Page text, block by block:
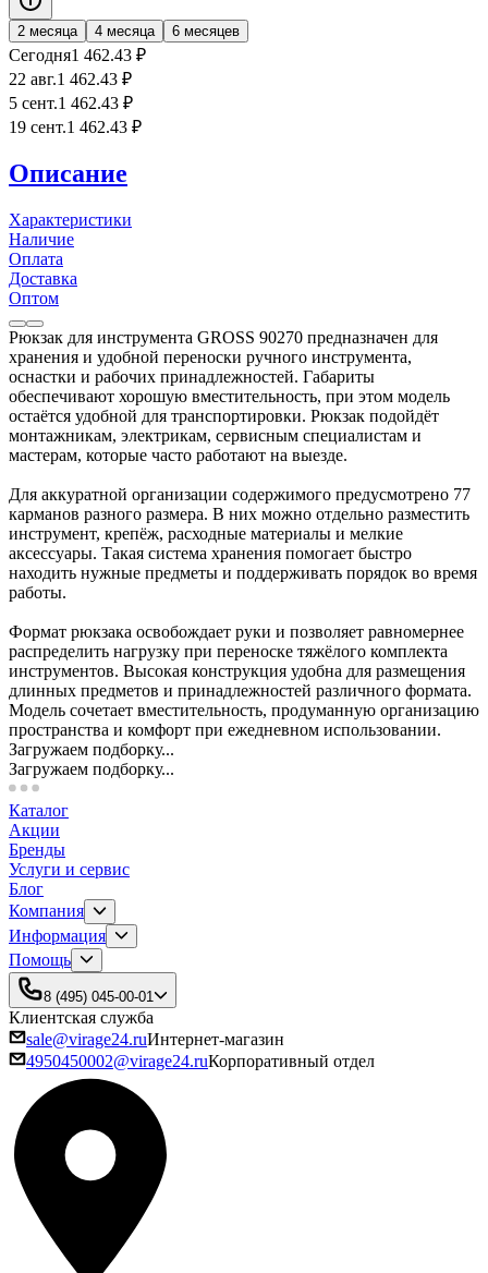
2 месяца 4 месяца 6 месяцев
Сегодня1 462.43 ₽
22 авг.1 462.43 ₽
5 сент.1 462.43 ₽
19 сент.1 462.43 ₽
Описание
Характеристики
Наличие
Оплата
Доставка
Оптом
Рюкзак для инструмента GROSS 90270 предназначен для
хранения и удобной переноски ручного инструмента,
оснастки и рабочих принадлежностей. Габариты
обеспечивают хорошую вместительность, при этом модель
остаётся удобной для транспортировки. Рюкзак подойдёт
монтажникам, электрикам, сервисным специалистам и
мастерам, которые часто работают на выезде.
Для аккуратной организации содержимого предусмотрено 77
карманов разного размера. В них можно отдельно разместить
инструмент, крепёж, расходные материалы и мелкие
аксессуары. Такая система хранения помогает быстро
находить нужные предметы и поддерживать порядок во время
работы.
Формат рюкзака освобождает руки и позволяет равномернее
распределить нагрузку при переноске тяжёлого комплекта
инструментов. Высокая конструкция удобна для размещения
длинных предметов и принадлежностей различного формата.
Модель сочетает вместительность, продуманную организацию
пространства и комфорт при ежедневном использовании.
Загружаем подборку...
Загружаем подборку...
Каталог
Акции
Бренды
Услуги и сервис
Блог
Компания
Информация
Помощь
8 (495) 045-00-01
Клиентская служба
sale@virage24.ruИнтернет-магазин
4950450002@virage24.ruКорпоративный отдел